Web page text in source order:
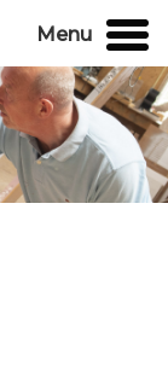
Menu